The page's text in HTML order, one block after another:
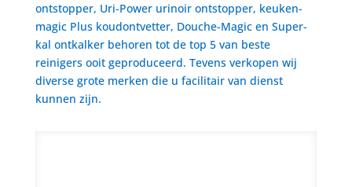
ontstopper, Uri-Power urinoir ontstopper, keuken-
magic Plus koudontvetter, Douche-Magic en Super-
kal ontkalker behoren tot de top 5 van beste
reinigers ooit geproduceerd. Tevens verkopen wij
diverse grote merken die u facilitair van dienst
kunnen zijn.